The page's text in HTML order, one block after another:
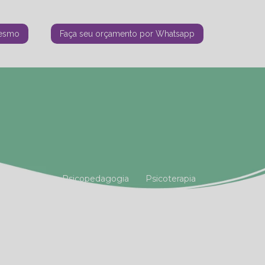
Faça seu orçamento por Whatsapp
Psicopedagogia Psicoterapia